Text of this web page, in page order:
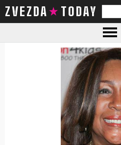
ZVEZDA TODAY